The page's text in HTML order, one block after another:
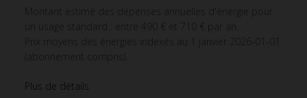
Montant estimé des dépenses annuelles d'énergie pour
un usage standard : entre 490 € et 710 € par an.
Prix moyens des énergies indexés au 1 janvier 2026-01-01
(abonnement compris).
Plus de détails